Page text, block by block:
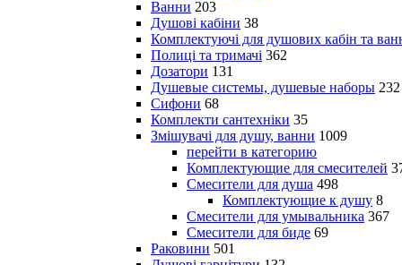
Ванни 203
Душові кабіни 38
Комплектуючі для душових кабін та
Полиці та тримачі 362
Дозатори 131
Душевые системы, душевые наборы 232
Сифони 68
Комплекти сантехніки 35
Змішувачі для душу, ванни 1009
перейти в категорию
Комплектующие для смесителей
Смесители для душа 498
Комплектующие к душу 8
Смесители для умывальника 367
Смесители для биде 69
Раковини 501